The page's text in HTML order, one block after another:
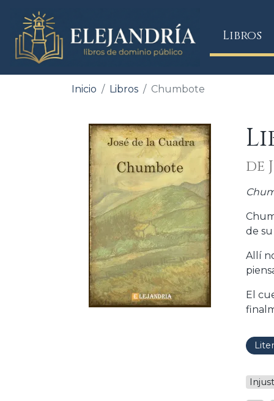
Libros
Inicio Libros Chumbote
de
de
Allí
El